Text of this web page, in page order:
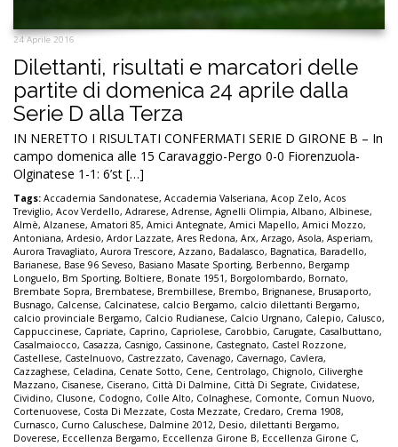
24 Aprile 2016
Dilettanti, risultati e marcatori delle
partite di domenica 24 aprile dalla
Serie D alla Terza
IN NERETTO I RISULTATI CONFERMATI SERIE D GIRONE B – In
campo domenica alle 15 Caravaggio-Pergo 0-0 Fiorenzuola-
Olginatese 1-1: 6’st […]
Tags: Accademia Sandonatese, Accademia Valseriana, Acop Zelo, Acos
Treviglio, Acov Verdello, Adrarese, Adrense, Agnelli Olimpia, Albano, Albinese,
Almè, Alzanese, Amatori 85, Amici Antegnate, Amici Mapello, Amici Mozzo,
Antoniana, Ardesio, Ardor Lazzate, Ares Redona, Arx, Arzago, Asola, Asperiam,
Aurora Travagliato, Aurora Trescore, Azzano, Badalasco, Bagnatica, Baradello,
Barianese, Base 96 Seveso, Basiano Masate Sporting, Berbenno, Bergamp
Longuelo, Bm Sporting, Boltiere, Bonate 1951, Borgolombardo, Bornato,
Brembate Sopra, Brembatese, Brembillese, Brembo, Brignanese, Brusaporto,
Busnago, Calcense, Calcinatese, calcio Bergamo, calcio dilettanti Bergamo,
calcio provinciale Bergamo, Calcio Rudianese, Calcio Urgnano, Calepio, Calusco,
Cappuccinese, Capriate, Caprino, Capriolese, Carobbio, Carugate, Casalbuttano,
Casalmaiocco, Casazza, Casnigo, Cassinone, Castegnato, Castel Rozzone,
Castellese, Castelnuovo, Castrezzato, Cavenago, Cavernago, Cavlera,
Cazzaghese, Celadina, Cenate Sotto, Cene, Centrolago, Chignolo, Ciliverghe
Mazzano, Cisanese, Ciserano, Città Di Dalmine, Città Di Segrate, Cividatese,
Cividino, Clusone, Codogno, Colle Alto, Colnaghese, Comonte, Comun Nuovo,
Cortenuovese, Costa Di Mezzate, Costa Mezzate, Credaro, Crema 1908,
Curnasco, Curno Caluschese, Dalmine 2012, Desio, dilettanti Bergamo,
Doverese, Eccellenza Bergamo, Eccellenza Girone B, Eccellenza Girone C,